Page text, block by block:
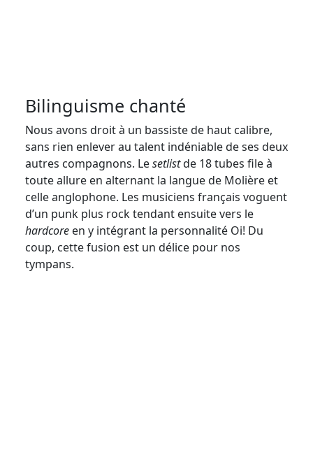
Bilinguisme chanté
Nous avons droit à un bassiste de haut calibre,
sans rien enlever au talent indéniable de ses deux
autres compagnons. Lesetlistde 18 tubes file à
toute allure en alternant la langue de Molière et
celle anglophone. Les musiciens français voguent
d’un punk plus rock tendant ensuite vers le
hardcore en y intégrant la personnalité Oi! Du
coup, cette fusion est un délice pour nos
tympans.